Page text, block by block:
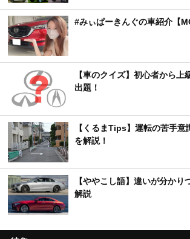
#みぃぱーきんぐの車紹介【
【車のクイズ】初心者から上
出題！
【くるまTips】運転の苦手意
を解説！
【ややこし語】違いが分かり
解説